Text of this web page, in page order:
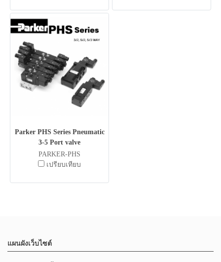
Parker PHS Series Pneumatic
3-5 Port valve
PARKER-PHS
เปรียบเทียบ
แผนผังเว็บไซต์